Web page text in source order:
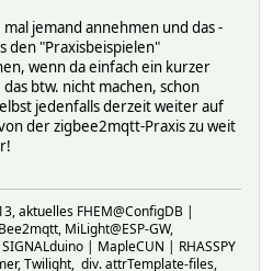
mal jemand annehmen und das -
den "Praxisbeispielen"
wenn da einfach ein kurzer
btw. nicht machen, schon
jedenfalls derzeit weiter auf
der zigbee2mqtt-Praxis zu weit
aktuelles FHEM@ConfigDB |
MiLight@ESP-GW,
| MapleCUN | RHASSPY
Twilight, div. attrTemplate-files,